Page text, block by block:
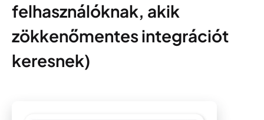
felhasználóknak, akik
zökkenőmentes integrációt
keresnek)